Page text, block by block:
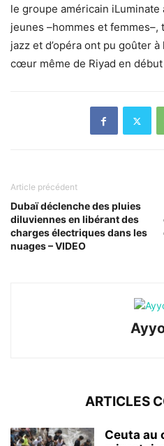
le groupe américain
jeunes –hommes et femmes–,
jazz et d’opéra ont pu goûter
cœur même de Riyad en début
Article précédent
Dubaï déclenche des pluies
diluviennes en libérant des
charges électriques dans les
nuages – VIDEO
ARTICLES
Ceuta au